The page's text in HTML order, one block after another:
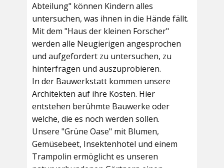
Abteilung" können Kindern alles
untersuchen, was ihnen in die Hände fällt.
Mit dem "Haus der kleinen Forscher"
werden alle Neugierigen angesprochen
und aufgefordert zu untersuchen, zu
hinterfragen und auszuprobieren.
In der Bauwerkstatt kommen unsere
Architekten auf ihre Kosten. Hier
entstehen berühmte Bauwerke oder
welche, die es noch werden sollen.
Unsere "Grüne Oase" mit Blumen,
Gemüsebeet, Insektenhotel und einem
Trampolin ermöglicht es unseren